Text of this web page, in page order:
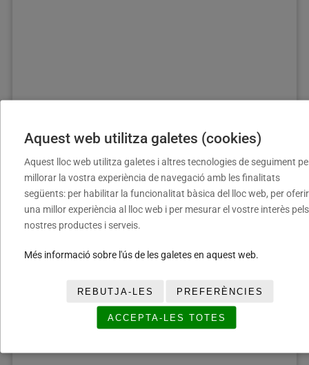
Sra. Maria Luisa Paris Jiménez
Vocal
Aquest web utilitza galetes (cookies)
Aquest lloc web utilitza galetes i altres tecnologies de seguiment
millorar la vostra experiència de navegació amb les finalitats
següents: per habilitar la funcionalitat bàsica del lloc web, per oferir
una millor experiència al lloc web i per mesurar el vostre interès pels
nostres productes i serveis.
Més informació sobre l'ús de les galetes en aquest web.
REBUTJA-LES PREFERÈNCIES
ACCEPTA-LES TOTES